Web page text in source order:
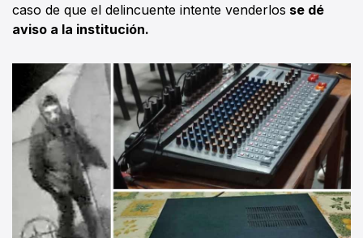
caso de que el delincuente intente venderlos se dé
aviso a la institución.